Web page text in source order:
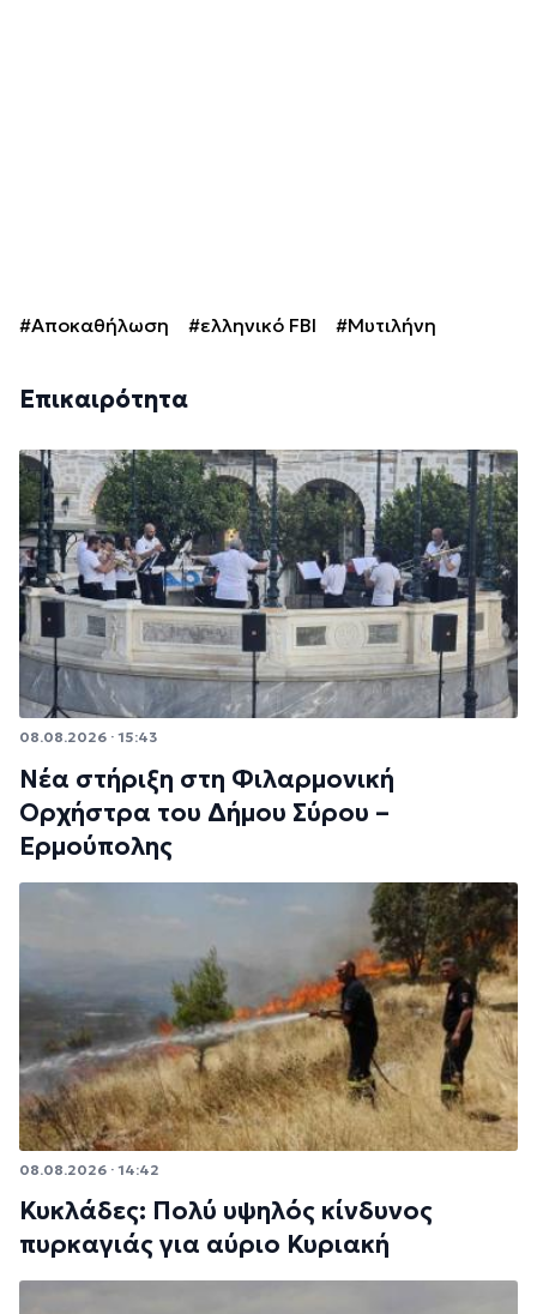
#Αποκαθήλωση #ελληνικό FBI #Μυτιλήνη
Επικαιρότητα
08.08.2026 · 15:43
Νέα στήριξη στη Φιλαρμονική
Ορχήστρα του Δήμου Σύρου –
Ερμούπολης
08.08.2026 · 14:42
Κυκλάδες: Πολύ υψηλός κίνδυνος
πυρκαγιάς για αύριο Κυριακή